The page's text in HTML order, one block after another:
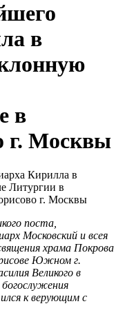
в
в
г. Москвы
поста,
Московский и всея
храма Покрова
Южном г.
Великого в
к верующим с